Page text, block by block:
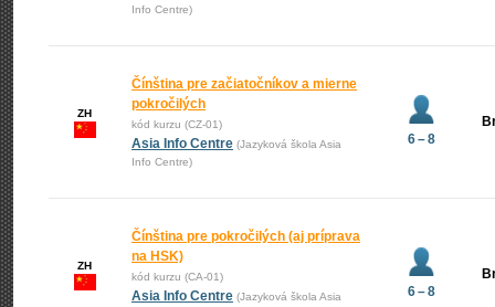
Info Centre)
ZH
Čínština pre začiatočníkov a mierne
pokročilých
kód kurzu (CZ-01)
Asia Info Centre (Jazyková škola Asia
Info Centre)
6 – 8
ZH
Čínština pre pokročilých (aj príprava
na HSK)
kód kurzu (CA-01)
Asia Info Centre (Jazyková škola Asia
6 – 8